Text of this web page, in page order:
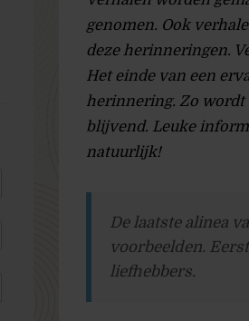
genomen. Ook
deze herinneringen.
Het einde van een
herinnering. Zo wordt
blijvend. Leuke
natuurlijk!
De laatste alinea
voorbeelden.
liefhebbers.